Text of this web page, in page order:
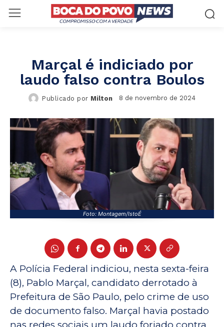
Marçal é indiciado por
laudo falso contra Boulos
Publicado por Milton 8 de novembro de 2024
Foto: Montagem/IstoÉ
A Polícia Federal indiciou, nesta sexta-feira
(8), Pablo Marçal, candidato derrotado à
Prefeitura de São Paulo, pelo crime de uso
de documento falso. Marçal havia postado